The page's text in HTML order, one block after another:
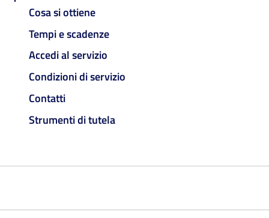
Cosa si ottiene
Tempi e scadenze
Accedi al servizio
Condizioni di servizio
Contatti
Strumenti di tutela